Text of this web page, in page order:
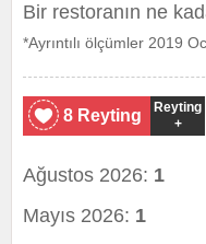
Bir restoranın ne
*Ayrıntılı ölçümler 2019
8 Reyting
Reyting
+
Ağustos 2026: 1
Mayıs 2026: 1